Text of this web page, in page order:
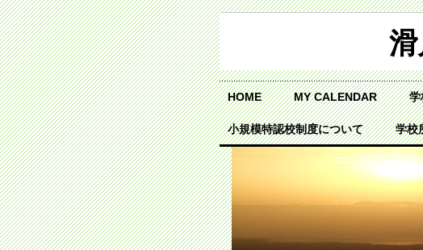
HOME MY CALENDAR 学
小規模特認校制度について 学校